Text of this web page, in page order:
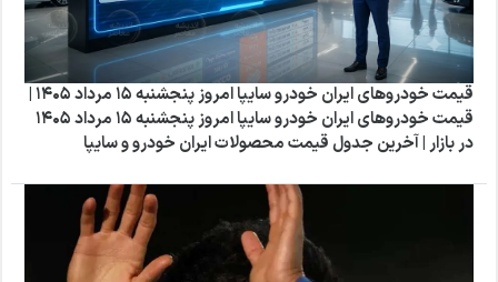
قیمت خودروهای ایران خودرو سایپا امروز پنجشنبه 15 مرداد 1405 |
قیمت خودروهای ایران خودرو سایپا امروز پنجشنبه 15 مرداد 1405
در بازار | آخرین جدول قیمت محصولات ایران خودرو و سایپا